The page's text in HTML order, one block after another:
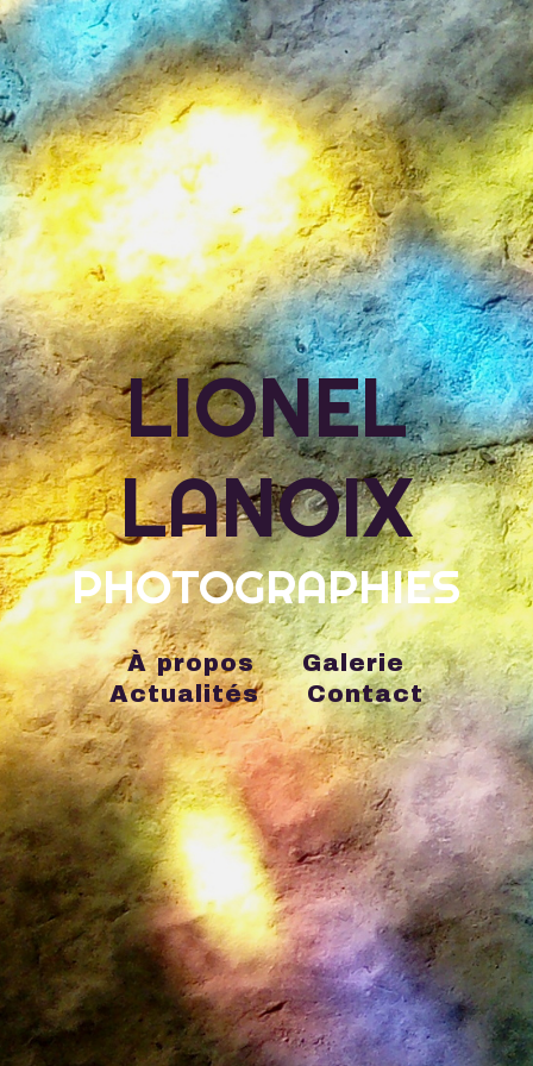
LIONEL
LANOIX
PHOTOGRAPHIES
À propos
Galerie
Actualités
Contact